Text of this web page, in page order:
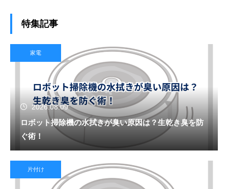
特集記事
家電
2026.08.09
ロボット掃除機の水拭きが臭い原因は？生乾き臭を防
ぐ術！
片付け